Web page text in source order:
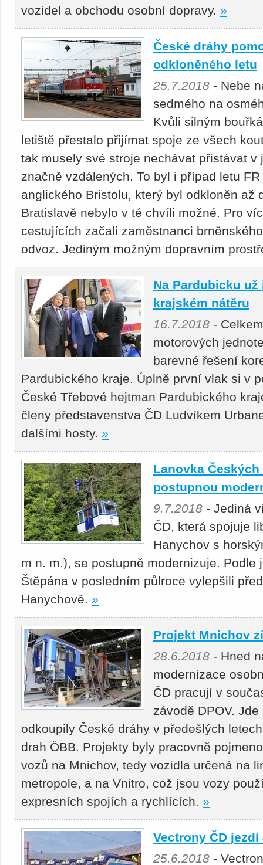
vozidel a obchodu osobní dopravy. »
České dráhy
odkloněného letu
25.7.2018 - Nebe
sedmého na
Kvůli silným
letiště přestalo přijímat spoje ze všech
tak musely své stroje nechávat přistávat
značně vzdálených. To byl i případ letu
anglického Bristolu, který byl odkloněn až
Bratislavě nebylo v té chvíli možné. Pro
cestujících začali zaměstnanci
odvoz. Jediným možným dopravním
Na Pardubicku
krajském nátěru
16.7.2018 -
motorových
barevné řešení
Pardubického kraje. Úplně první vlak si v
České Třebové hejtman Pardubického
členy představenstva ČD Ludvíkem
dalšími hosty. »
Lanovka
postupnou
9.7.2018 - Jediná
ČD, která spojuje
Hanychov s
m n. m.), se postupně modernizuje. Podle
Štěpána v posledním půlroce vylepšili
Hanychově. »
Projekt Mnichov
28.6.2018 - Hned
modernizace
ČD pracují v
závodě DPOV.
odkoupily České dráhy v předešlých
drah ÖBB. Projekty byly pracovně
vozů na Mnichov, tedy vozidla určená na
metropole, a na Vnitro, což jsou vozy
expresních spojích a rychlících. »
Vectrony ČD
25.6.2018 -